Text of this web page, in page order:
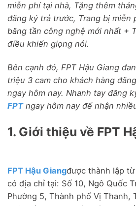
miễn phí tại nhà, Tặng thêm
đăng ký trả trước, Trang bị miễn
băng tần công nghệ mới nhất +
điều khiển giọng nói.
Bên cạnh đó, FPT Hậu Giang
triệu 3 cam cho khách hàng
ngay hôm nay. Nhanh tay đăng
FPTngay hôm nay để nhận
1. Giới thiệu về FPT
FPT Hậu Giangđược thành lập
có địa chỉ tại: Số 10, Ngô Quốc
Phường 5, Thành phố Vị Thanh,